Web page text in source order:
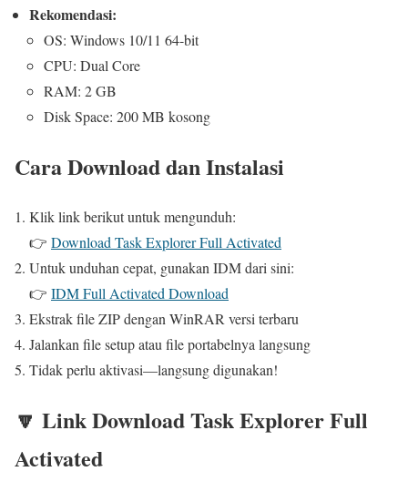
Rekomendasi:
OS: Windows 10/11 64-bit
CPU: Dual Core
RAM: 2 GB
Disk Space: 200 MB kosong
Cara Download dan Instalasi
Klik link berikut untuk mengunduh:
👉 Download Task Explorer Full Activated
Untuk unduhan cepat, gunakan IDM dari sini:
👉 IDM Full Activated Download
Ekstrak file ZIP dengan WinRAR versi terbaru
Jalankan file setup atau file portabelnya langsung
Tidak perlu aktivasi—langsung digunakan!
🔽 Link Download Task Explorer Full
Activated